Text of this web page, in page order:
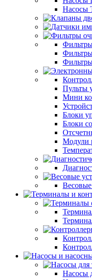
Насосы
Пульты
Мини
Блоки
Блоки
Модули
Насосы